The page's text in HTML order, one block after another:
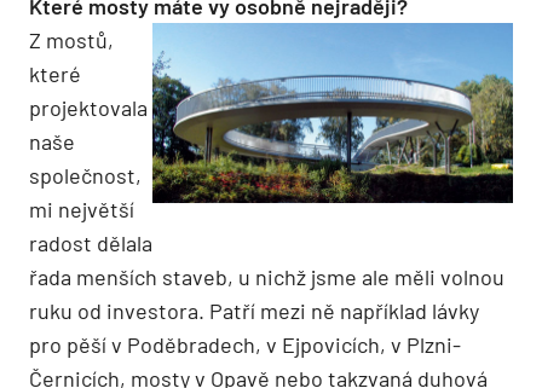
Které mosty máte vy osobně nejraději?
Z mostů,
které
projektovala
naše
společnost,
mi největší
radost dělala
řada menších staveb, u nichž jsme ale měli volnou
ruku od investora. Patří mezi ně například lávky
pro pěší v Poděbradech, v Ejpovicích, v Plzni-
Černicích, mosty v Opavě nebo takzvaná duhová